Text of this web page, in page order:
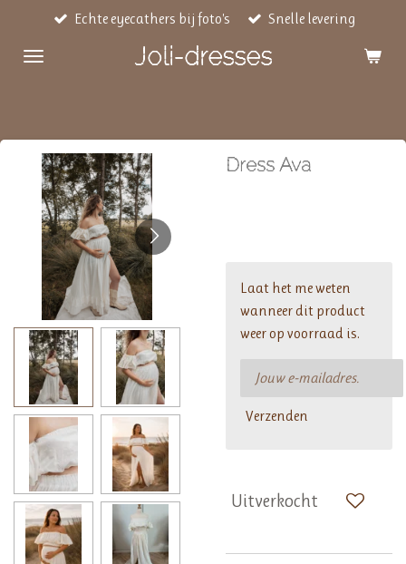
naar
Joli-dresses
Echte eyecathers bij foto's Snelle levering
Dress Ava
Laat het me weten
wanneer dit product
weer op voorraad is.
Verzenden
Uitverkocht